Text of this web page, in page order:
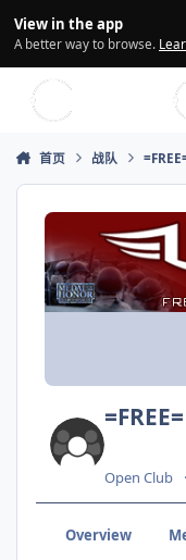
View in the app
A better way to browse.
首页 战队
Open Club
Overview